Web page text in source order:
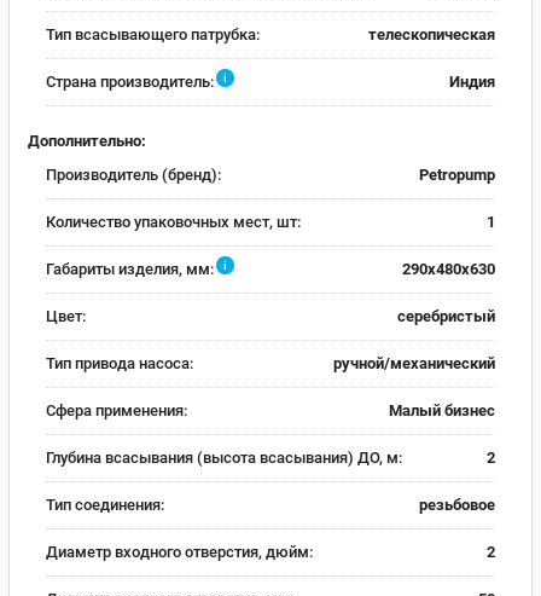
Тип всасывающего патрубка: телескопическая
Страна производитель: i Индия
Дополнительно:
Производитель (бренд):
Petropump
Количество упаковочных мест, шт: 1
Габариты изделия, мм: i 290х480х630
Цвет: серебристый
Тип привода насоса: ручной/механический
Сфера применения: Малый бизнес
Глубина всасывания (высота всасывания) ДО, м: 2
Тип соединения: резьбовое
Диаметр входного отверстия, дюйм: 2